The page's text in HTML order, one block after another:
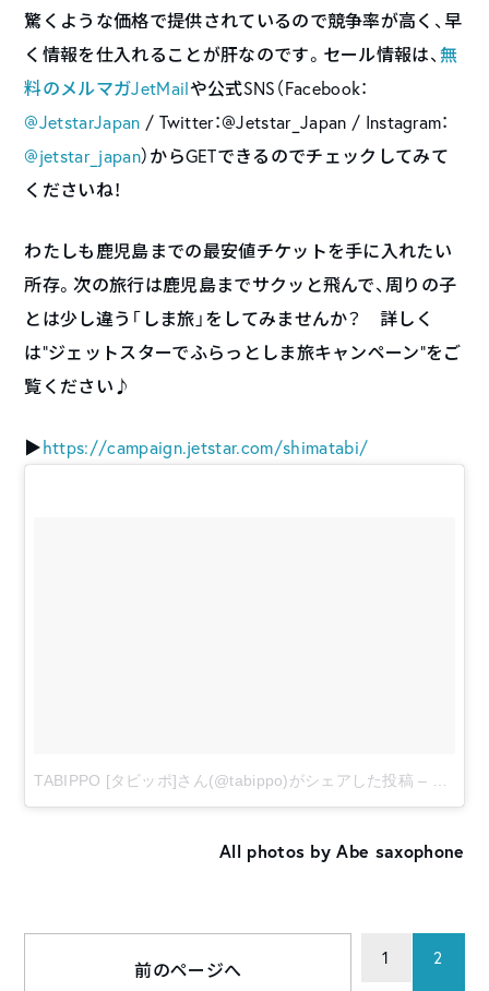
驚くような価格で提供されているので競争率が高く、早
く情報を仕入れることが肝なのです。セール情報は、無
料のメルマガJetMailや公式SNS（Facebook：
@JetstarJapan / Twitter：@Jetstar_Japan / Instagram：
@jetstar_japan）からGETできるのでチェックしてみて
くださいね！
わたしも鹿児島までの最安値チケットを手に入れたい
所存。次の旅行は鹿児島までサクッと飛んで、周りの子
とは少し違う「しま旅」をしてみませんか？ 詳しく
は”ジェットスターでふらっとしま旅キャンペーン”をご
覧ください♪
▶︎https://campaign.jetstar.com/shimatabi/
TABIPPO [タビッポ]さん(@tabippo)がシェアした投稿 – 2018年
All photos by Abe saxophone
前のページへ
1 2